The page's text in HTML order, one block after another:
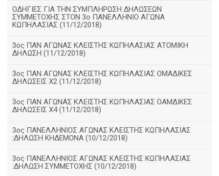
ΟΔΗΓΙΕΣ ΓΙΑ ΤΗΝ ΣΥΜΠΛΗΡΩΣΗ ΔΗΛΩΣΕΩΝ
ΣΥΜΜΕΤΟΧΗΣ ΣΤΟΝ 3ο ΠΑΝΕΛΛΗΝΙΟ ΑΓΩΝΑ
ΚΩΠΗΛΑΣΙΑΣ (11/12/2018)
3ος ΠΑΝ ΑΓΩΝΑΣ ΚΛΕΙΣΤΗΣ ΚΩΠΗΛΑΣΙΑΣ ΑΤΟΜΙΚΗ
ΔΗΛΩΣΗ (11/12/2018)
3ος ΠΑΝ ΑΓΩΝΑΣ ΚΛΕΙΣΤΗΣ ΚΩΠΗΛΑΣΙΑΣ ΟΜΑΔΙΚΕΣ
ΔΗΛΩΣΕΙΣ Χ2 (11/12/2018)
3ος ΠΑΝ ΑΓΩΝΑΣ ΚΛΕΙΣΤΗΣ ΚΩΠΗΛΑΣΙΑΣ ΟΑΜΔΙΚΕΣ
ΔΗΛΩΣΕΙΣ Χ4 (11/12/2018)
3ος ΠΑΝΕΛΛΗΝΙΟΣ ΑΓΩΝΑΣ ΚΛΕΙΣΤΗΣ ΚΩΠΗΛΑΣΙΑΣ
:ΔΗΛΩΣΗ ΚΗΔΕΜΟΝΑ (10/12/2018)
3ος ΠΑΝΕΛΛΗΝΙΟΣ ΑΓΩΝΑΣ ΚΛΕΙΣΤΗΣ ΚΩΠΗΛΑΣΙΑΣ
:ΔΗΛΩΣΗ ΣΥΜΜΕΤΟΧΗΣ (10/12/2018)